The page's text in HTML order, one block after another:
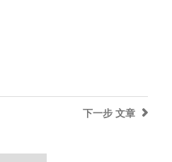
下一步 文章